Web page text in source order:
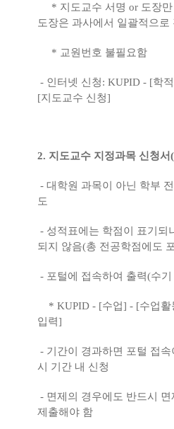
* 지도교수 서명 or 도장만
도장은 과사에서 일괄적으로
* 교원번호 불필요함
- 인터넷 신청: KUPID - [학
[지도교수 신청]
2. 지도교수 지정과목 신청서
- 대학원 과목이 아닌 학부
도
- 성적표에는 학점이 표기되
되지 않음(총 전공학점에도
- 포털에 접속하여 출력(수
* KUPID - [수업] - [수업활
입력]
- 기간이 경과하면 포털 접
시 기간 내 신청
- 면제의 경우에도 반드시
제출해야 함